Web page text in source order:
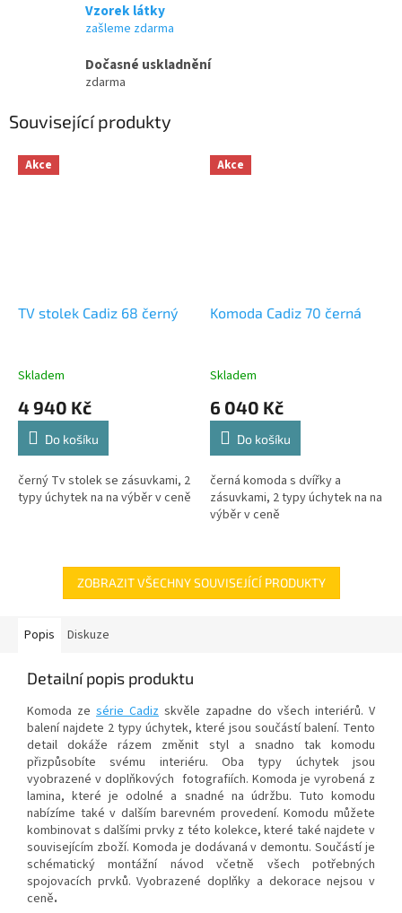
Vzorek látky
zašleme zdarma
Dočasné uskladnění
zdarma
Související produkty
Akce
TV stolek Cadiz 68 černý
Skladem
4 940 Kč
Do košíku
černý Tv stolek se zásuvkami, 2
typy úchytek na na výběr v ceně
Akce
Komoda Cadiz 70 černá
Skladem
6 040 Kč
Do košíku
černá komoda s dvířky a
zásuvkami, 2 typy úchytek na na
výběr v ceně
ZOBRAZIT VŠECHNY SOUVISEJÍCÍ PRODUKTY
Popis Diskuze
Detailní popis produktu
Komoda ze série Cadiz skvěle zapadne do všech interiérů. V
balení najdete 2 typy úchytek, které jsou součástí balení. Tento
detail dokáže rázem změnit styl a snadno tak komodu
přizpůsobíte svému interiéru. Oba typy úchytek jsou
vyobrazené v doplňkových fotografiích. Komoda je vyrobená z
lamina, které je odolné a snadné na údržbu. Tuto komodu
nabízíme také v dalším barevném provedení. Komodu můžete
kombinovat s dalšími prvky z této kolekce, které také najdete v
souvisejícím zboží. Komoda je dodávaná v demontu. Součástí je
schématický montážní návod včetně všech potřebných
spojovacích prvků. Vyobrazené doplňky a dekorace nejsou v
ceně.